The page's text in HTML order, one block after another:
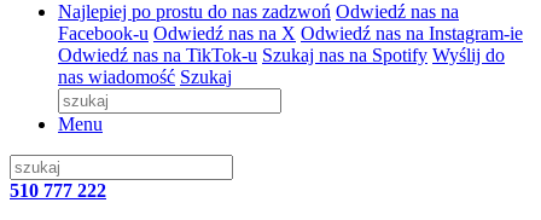
Najlepiej po prostu do nas zadzwoń Odwiedź nas na
Facebook-u Odwiedź nas na X Odwiedź nas na Instagram-ie
Odwiedź nas na TikTok-u Szukaj nas na Spotify Wyślij do
nas wiadomość Szukaj
Menu
510 777 222